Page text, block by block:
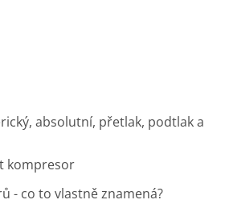
absolutní, přetlak, podtlak a
kompresor
- co to vlastně znamená?